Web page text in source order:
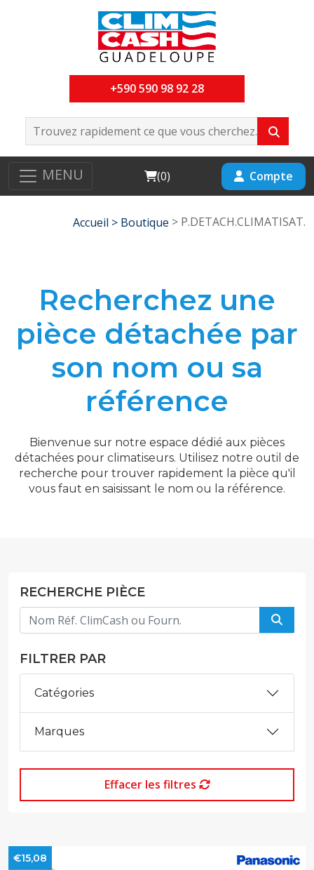
+590 590 98 92 28
MENU Cart
(0) Compte
Accueil > Boutique > P.DETACH.CLIMATISAT.
Recherchez une
pièce détachée par
son nom ou sa
référence
Bienvenue sur notre espace dédié aux pièces
détachées pour climatiseurs. Utilisez notre outil de
recherche pour trouver rapidement la pièce qu'il
vous faut en saisissant le nom ou la référence.
RECHERCHE PIÈCE
FILTRER PAR
Catégories
Marques
Effacer les filtres
€15,08